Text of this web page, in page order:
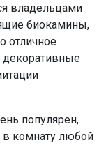
владельцами
биокамины,
отличное
популярен,
в комнату любой